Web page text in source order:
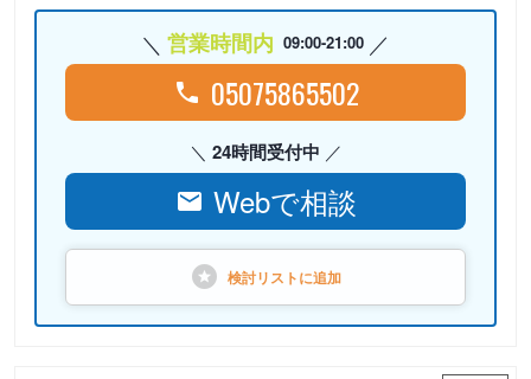
営業時間内 09:00-21:00
05075865502
24時間受付中
Webで相談
検討リストに追加